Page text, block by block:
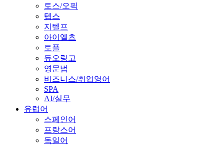
토스/오픽
텝스
지텔프
아이엘츠
토플
듀오링고
영문법
비즈니스/취업영어
SPA
AI/실무
유럽어
스페인어
프랑스어
독일어